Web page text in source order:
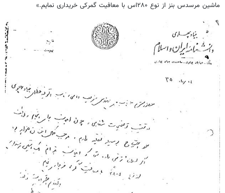
ماشین مرسدس بنز از نوع ۲۸۰اس با معافیت گمرکی خریداری نمایم.»